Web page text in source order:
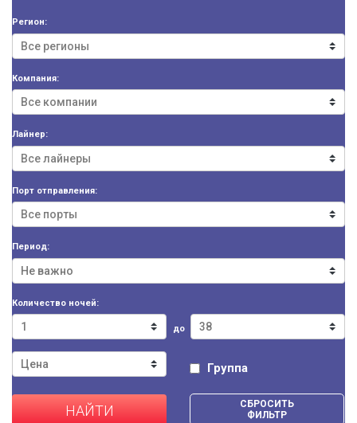
Регион:
Компания:
Лайнер:
Порт отправления:
Период:
Количество ночей:
до
Группа
НАЙТИ
СБРОСИТЬ
ФИЛЬТР